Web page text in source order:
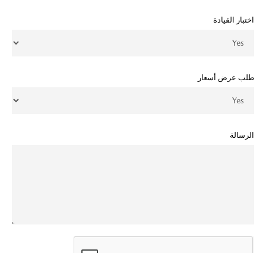
اختبار القيادة
طلب عرض أسعار
الرسالة